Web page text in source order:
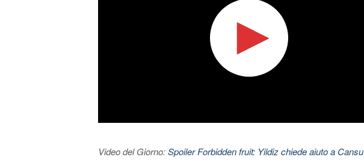
Video del Giorno:Spoiler Forbidden fruit: Yildiz chiede aiuto a Cansu